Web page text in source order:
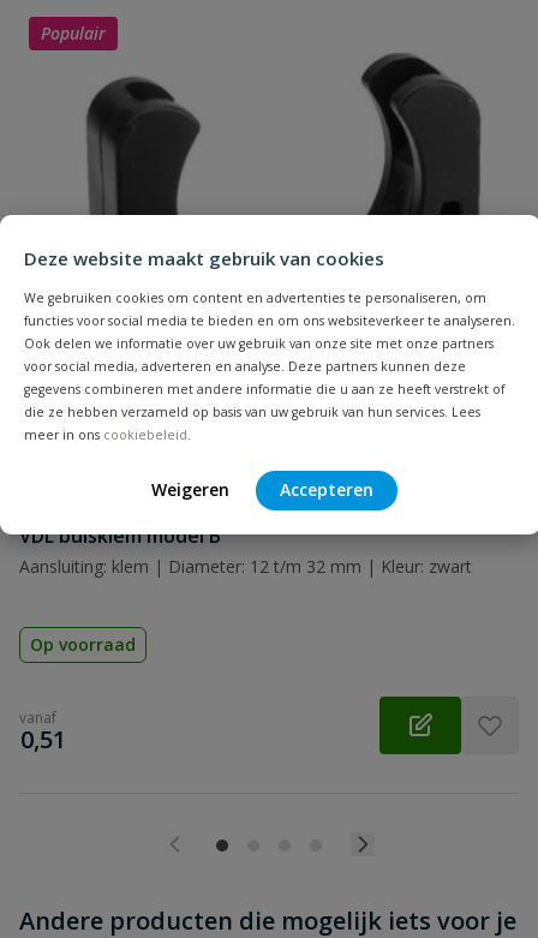
Deze website maakt gebruik van cookies
We gebruiken cookies om content en advertenties te personaliseren, om
functies voor social media te bieden en om ons websiteverkeer te analyseren.
Ook delen we informatie over uw gebruik van onze site met onze partners
voor social media, adverteren en analyse. Deze partners kunnen deze
gegevens combineren met andere informatie die u aan ze heeft verstrekt of
die ze hebben verzameld op basis van uw gebruik van hun services. Lees
meer in ons cookiebeleid
Weigeren Accepteren
Uw waardering:
Naam
Samenvatting
Beoordeling
Populair
VDL buisklem model B
Aansluiting: klem | Diameter: 12 t/m 32 mm | Kleur: zwart
Op voorraad
vanaf
€
0,51
Andere producten die mogelijk iets voor je